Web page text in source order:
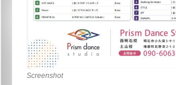
Screenshot